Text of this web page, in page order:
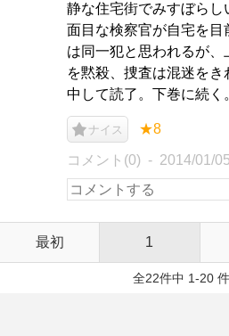
静な住宅街でみすぼら
面目な検察官が自宅を目
は同一犯と思われるが
を黙殺、捜査は混迷を
中して読了。下巻に続く
ナイス ★8
コメント(0) 2014/01/05
最初 1
全22件中 1-20